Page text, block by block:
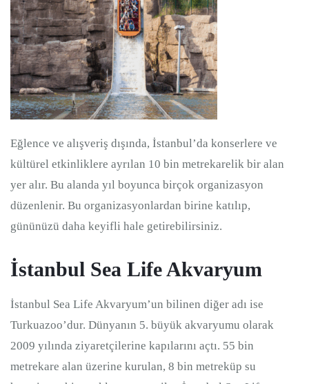
Eğlence ve alışveriş dışında, İstanbul’da konserlere ve
kültürel etkinliklere ayrılan 10 bin metrekarelik bir alan
yer alır. Bu alanda yıl boyunca birçok organizasyon
düzenlenir. Bu organizasyonlardan birine katılıp,
gününüzü daha keyifli hale getirebilirsiniz.
İstanbul Sea Life Akvaryum
İstanbul Sea Life Akvaryum’un bilinen diğer adı ise
Turkuazoo’dur. Dünyanın 5. büyük akvaryumu olarak
2009 yılında ziyaretçilerine kapılarını açtı. 55 bin
metrekare alan üzerine kurulan, 8 bin metreküp su